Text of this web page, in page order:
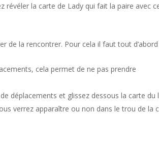
la carte de Lady qui fait la paire avec
de la rencontrer. Pour cela il faut tout
cela permet de ne pas prendre
déplacements et glissez dessous la carte du
verrez apparaître ou non dans le trou de la